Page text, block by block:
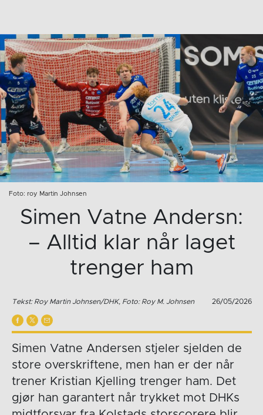
Foto: roy Martin Johnsen
Simen Vatne Andersn:
– Alltid klar når laget
trenger ham
Tekst: Roy Martin Johnsen/DHK, Foto: Roy M. Johnsen 26/05/2026
Simen Vatne Andersen stjeler sjelden de
store overskriftene, men han er der når
trener Kristian Kjelling trenger ham. Det
gjør han garantert når trykket mot DHKs